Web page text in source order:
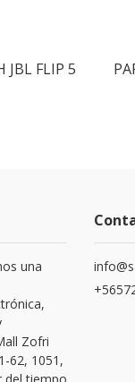
JBL FLIP 5
una
Zofri
62, 1051,
del tiempo